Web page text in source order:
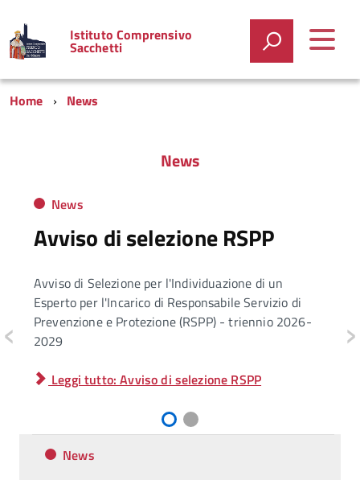
Istituto Comprensivo
Sacchetti
Home News
News
News
Avviso di selezione RSPP
Avviso di Selezione per l'Individuazione di un
Esperto per l'Incarico di Responsabile Servizio di
Prevenzione e Protezione (RSPP) - triennio 2026-
2029
Leggi tutto: Avviso di selezione RSPP
‹ ›
News